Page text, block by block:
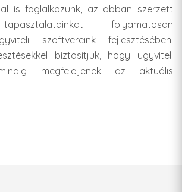
is foglalkozunk, az abban szerzett
folyamatosan
szoftvereink fejlesztésében.
biztosítjuk, hogy ügyviteli
megfeleljenek az aktuális